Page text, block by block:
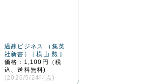
過疎ビジネス （集英
社新書） [ 横山 勲 ]
価格：1,100円（税
込、送料無料)
(2026/5/24時点)